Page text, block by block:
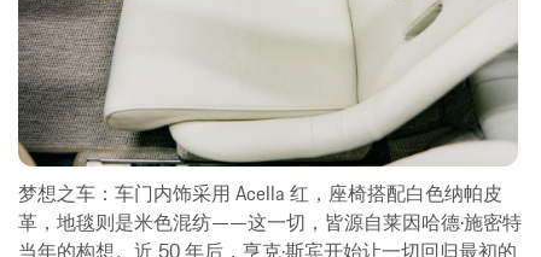
梦想之车：车门内饰采用 Acella 红，座椅搭配白色纳帕皮
革，地毯则是米色混纺——这一切，皆源自莱因哈德·施密特
当年的构想。近 50 年后，亨克·斯宾开始让一切回归最初的